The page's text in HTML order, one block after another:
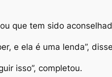
que tem sido
e ela é uma lenda”,
isso”, completou.